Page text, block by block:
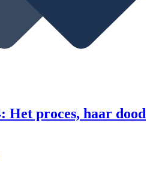
Het proces, haar dood